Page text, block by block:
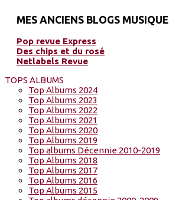
MES ANCIENS BLOGS MUSIQUE
Pop revue Express
Des chips et du rosé
Netlabels Revue
TOPS ALBUMS
Top Albums 2024
Top Albums 2023
Top Albums 2022
Top Albums 2021
Top Albums 2020
Top Albums 2019
Top albums Décennie 2010-2019
Top Albums 2018
Top Albums 2017
Top Albums 2016
Top Albums 2015